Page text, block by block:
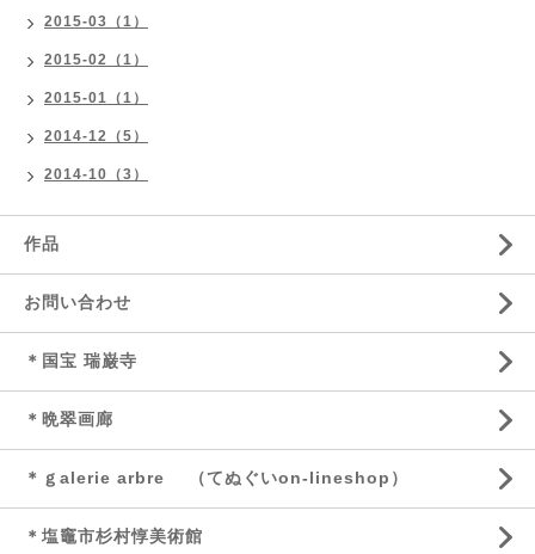
2015-03（1）
2015-02（1）
2015-01（1）
2014-12（5）
2014-10（3）
作品
お問い合わせ
＊国宝 瑞巌寺
＊晩翠画廊
＊ｇalerie arbre （てぬぐいon-lineshop）
＊塩竈市杉村惇美術館